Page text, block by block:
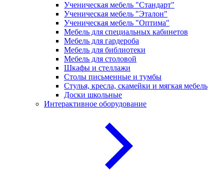
Ученическая мебель "Стандарт"
Ученическая мебель "Эталон"
Ученическая мебель "Оптима"
Мебель для специальных кабинетов
Мебель для гардероба
Мебель для библиотеки
Мебель для столовой
Шкафы и стеллажи
Столы письменные и тумбы
Стулья, кресла, скамейки и мягкая мебель
Доски школьные
Интерактивное оборудование